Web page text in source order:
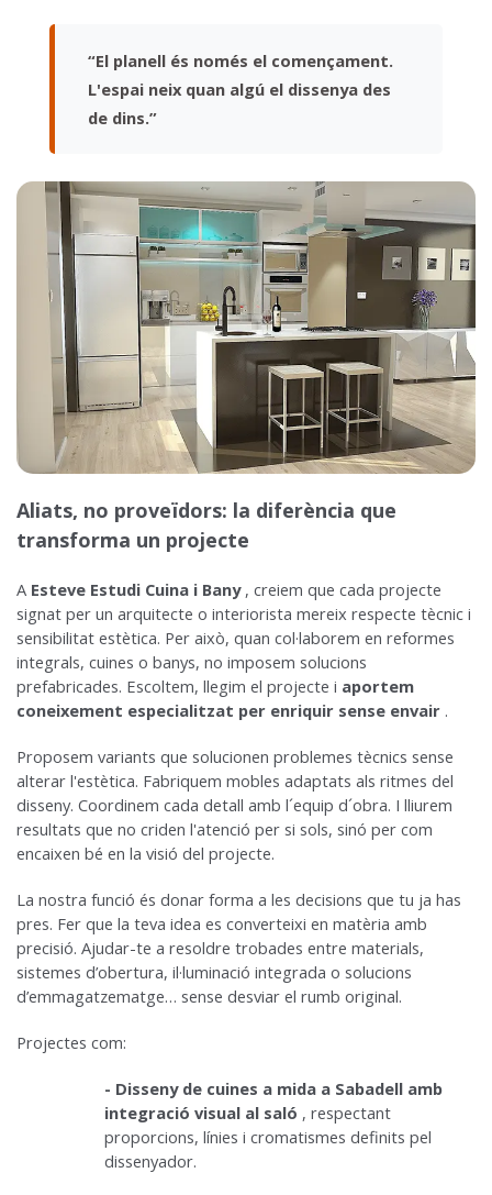
“El planell és només el començament.
L'espai neix quan algú el dissenya des
de dins.”
Aliats, no proveïdors: la diferència que
transforma un projecte
A Esteve Estudi Cuina i Bany , creiem que cada projecte
signat per un arquitecte o interiorista mereix respecte tècnic i
sensibilitat estètica. Per això, quan col·laborem en reformes
integrals, cuines o banys, no imposem solucions
prefabricades. Escoltem, llegim el projecte i aportem
coneixement especialitzat per enriquir sense envair .
Proposem variants que solucionen problemes tècnics sense
alterar l'estètica. Fabriquem mobles adaptats als ritmes del
disseny. Coordinem cada detall amb l´equip d´obra. I lliurem
resultats que no criden l'atenció per si sols, sinó per com
encaixen bé en la visió del projecte.
La nostra funció és donar forma a les decisions que tu ja has
pres. Fer que la teva idea es converteixi en matèria amb
precisió. Ajudar-te a resoldre trobades entre materials,
sistemes d’obertura, il·luminació integrada o solucions
d’emmagatzematge… sense desviar el rumb original.
Projectes com:
- Disseny de cuines a mida a Sabadell amb
integració visual al saló , respectant
proporcions, línies i cromatismes definits pel
dissenyador.